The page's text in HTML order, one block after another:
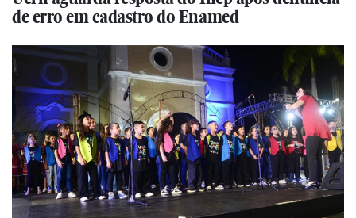
de erro em cadastro do Enamed